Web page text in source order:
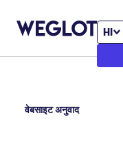
HI
वेबसाइट अनुवाद